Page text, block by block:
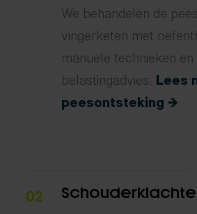
We behandelen de
vingerketen met
manuele technieken
belastingadvies. Lees
peesontsteking →
02